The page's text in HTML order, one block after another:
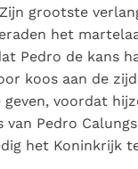
grootste
het
Pedro de kans
koos aan de
geven, voordat
van Pedro
het Koninkrijk